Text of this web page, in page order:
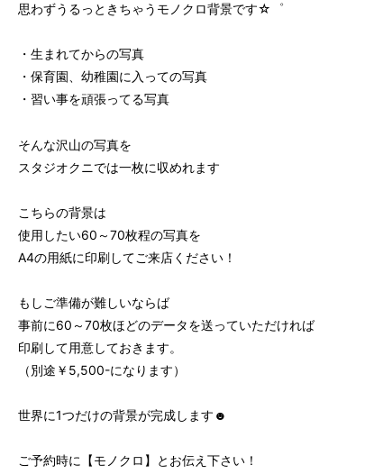
思わずうるっときちゃうモノクロ背景です☆゜
・生まれてからの写真
・保育園、幼稚園に入っての写真
・習い事を頑張ってる写真
そんな沢山の写真を
スタジオクニでは一枚に収めれます
こちらの背景は
使用したい60～70枚程の写真を
A4の用紙に印刷してご来店ください！
もしご準備が難しいならば
事前に60～70枚ほどのデータを送っていただければ
印刷して用意しておきます。
（別途￥5,500-になります）
世界に1つだけの背景が完成します☻
ご予約時に【モノクロ】とお伝え下さい！